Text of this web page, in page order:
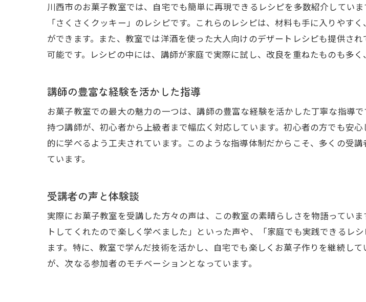
ギフトにぴったりのパッケー
季節ごとのおすすめスイーツ
特別な日のためのデコレー
川西市のお菓子教室で新しい趣
自分に合ったコースの選び方
お菓子作りの楽しさを再発見
趣味を仕事に活かすステップ
兵庫県川西市で評判の初心者に
口コミ評価で選ばれる理由
初心者向けの充実したカリキ
川西市のお菓子教室では、自宅でも簡単に再現できるレシピを多数紹介してい
「さくさくクッキー」のレシピです。これらのレシピは、材料も手に入りやす
ができます。また、教室では洋酒を使った大人向けのデザートレシピも提供さ
可能です。レシピの中には、講師が家庭で実際に試し、改良を重ねたものも多く
講師の豊富な経験を活かした指導
お菓子教室での最大の魅力の一つは、講師の豊富な経験を活かした丁寧な指導
持つ講師が、初心者から上級者まで幅広く対応しています。初心者の方でも安
的に学べるよう工夫されています。このような指導体制だからこそ、多くの受
ています。
受講者の声と体験談
実際にお菓子教室を受講した方々の声は、この教室の素晴らしさを物語ってい
トしてくれたので楽しく学べました」といった声や、「家庭でも実践できるレ
ます。特に、教室で学んだ技術を活かし、自宅でも楽しくお菓子作りを継続し
が、次なる参加者のモチベーションとなっています。